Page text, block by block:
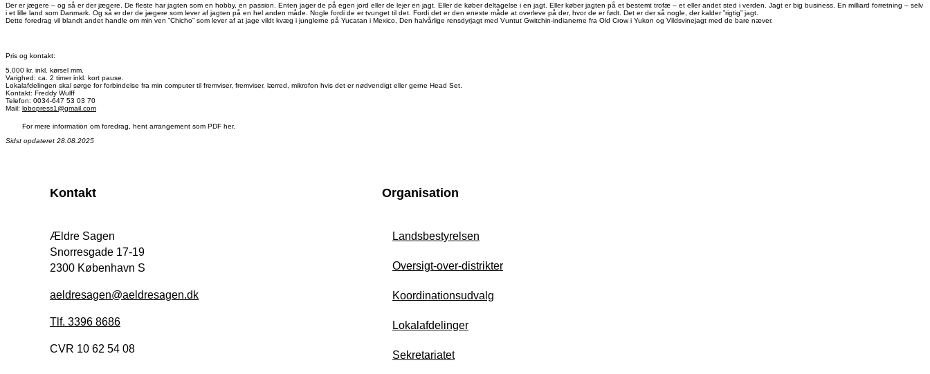
Der er jægere – og så er der jægere. De fleste har jagten som en hobby, en passion. Enten jager de på egen jord eller de lejer en jagt. Eller de køber deltagelse i en jagt. Eller køber jagten på et bestemt trofæ – et eller andet sted i verden. Jagt er big business. En milliard forretning – selv
i et lille land som Danmark. Og så er der de jægere som lever af jagten på en hel anden måde. Nogle fordi de er tvunget til det. Fordi det er den eneste måde at overleve på der, hvor de er født. Det er der så nogle, der kalder ”rigtig” jagt.
Dette foredrag vil blandt andet handle om min ven ”Chicho” som lever af at jage vildt kvæg i junglerne på Yucatan i Mexico, Den halvårlige rensdyrjagt med Vuntut Gwitchin-indianerne fra Old Crow i Yukon og Vildsvinejagt med de bare næver.
Pris og kontakt:
5.000 kr. inkl. kørsel mm.
Varighed: ca. 2 timer inkl. kort pause.
Lokalafdelingen skal sørge for forbindelse fra min computer til fremviser, fremviser, lærred, mikrofon hvis det er nødvendigt eller gerne Head Set.
Kontakt: Freddy Wulff
Telefon: 0034-647 53 03 70
Mail: lobopress1@gmail.com
For mere information om foredrag, hent arrangement som PDF her.
Sidst opdateret 28.08.2025
Kontakt
Ældre Sagen
Snorresgade 17-19
2300 København S
aeldresagen@aeldresagen.dk
Tlf. 3396 8686
CVR 10 62 54 08
Organisation
Landsbestyrelsen
Oversigt-over-distrikter
Koordinationsudvalg
Lokalafdelinger
Sekretariatet